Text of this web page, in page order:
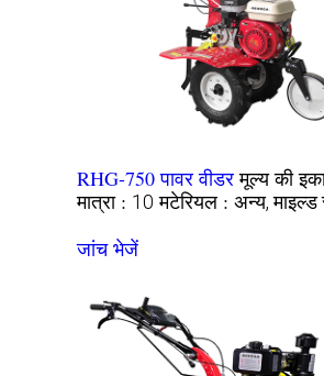
RHG-750 पावर वीडर मूल्य की
मात्रा : 10 मटेरियल : अन्य, माइल्ड
जांच भेजें